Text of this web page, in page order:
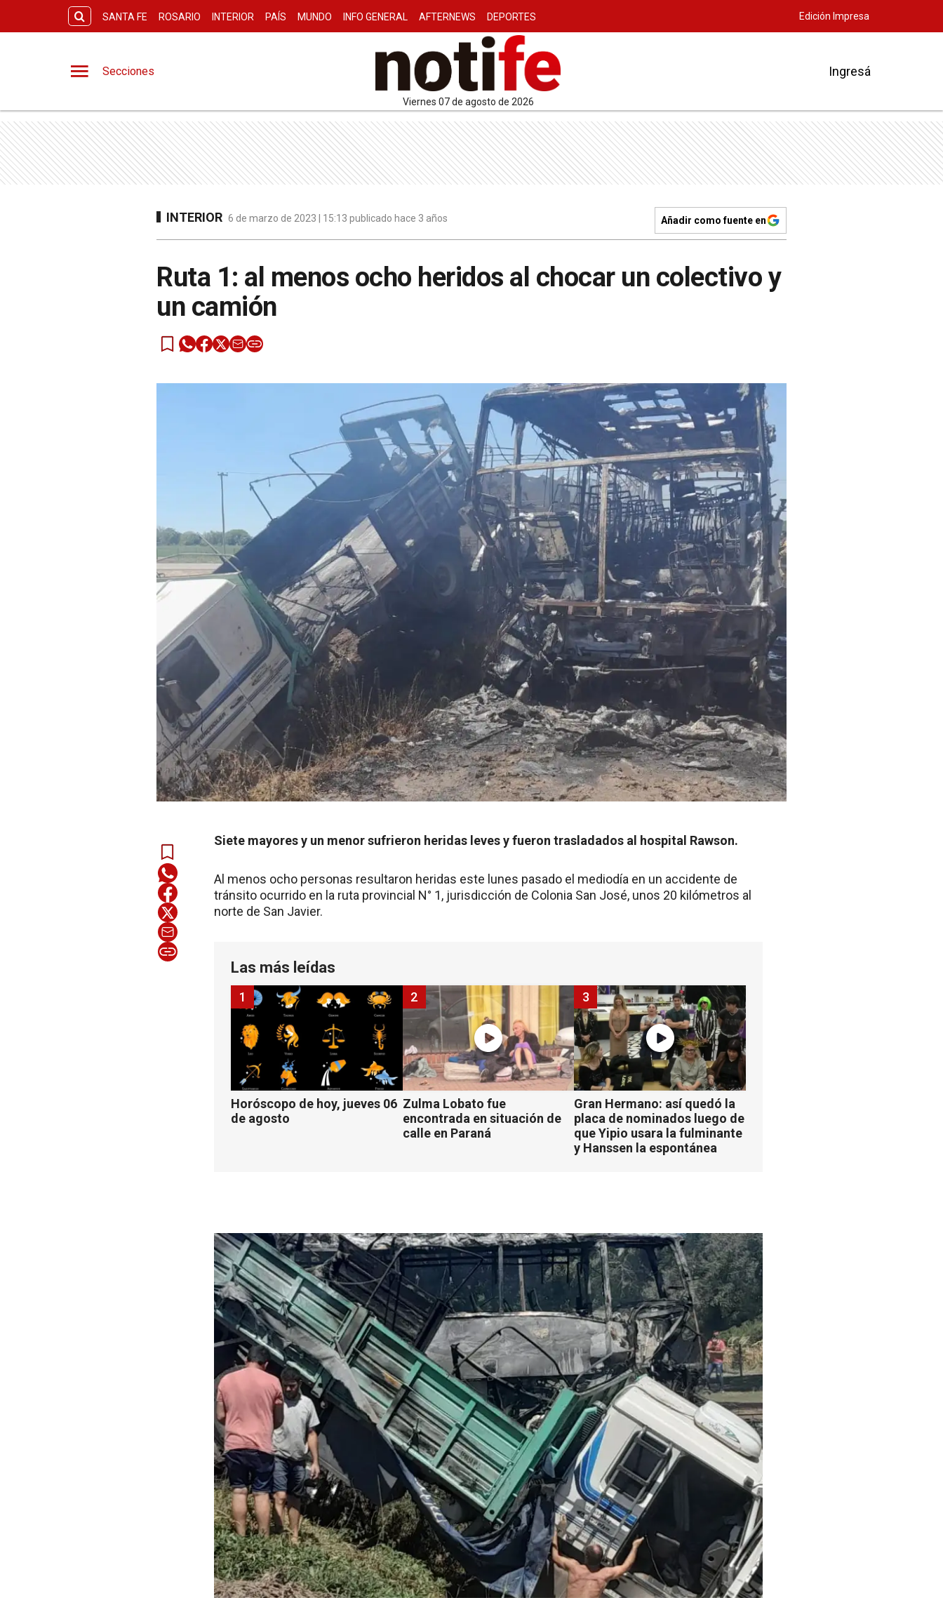
SANTA FE ROSARIO INTERIOR PAÍS MUNDO INFO GENERAL AFTERNEWS DEPORTES Edición Impresa
Secciones
viernes 07 de agosto de 2026
Ingresá
INTERIOR 6 de marzo de 2023 | 15:13 publicado hace 3 años Añadir como fuente en
Ruta 1: al menos ocho heridos al chocar un colectivo y
un camión
Siete mayores y un menor sufrieron heridas leves y fueron trasladados al hospital Rawson.
Al menos ocho personas resultaron heridas este lunes pasado el mediodía en un accidente de
tránsito ocurrido en la ruta provincial N° 1, jurisdicción de Colonia San José, unos 20 kilómetros al
norte de San Javier.
Las más leídas
Horóscopo de hoy, jueves 06
de agosto
1
Zulma Lobato fue
encontrada en situación de
calle en Paraná
2
Gran Hermano: así quedó la
placa de nominados luego de
que Yipio usara la fulminante
y Hanssen la espontánea
3